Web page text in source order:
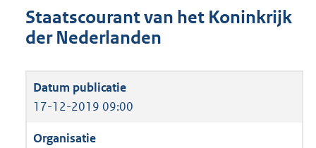
Staatscourant van het Koninkrijk
der Nederlanden
17-12-2019 09:00